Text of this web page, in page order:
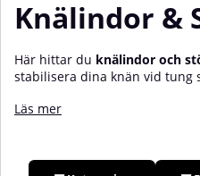
Knälindor &
Här hittar du knälindor och
stabilisera dina knän vid tung
Knäet är en mycket utsatt del
stabilisera ditt knä, öka din
Läs mer